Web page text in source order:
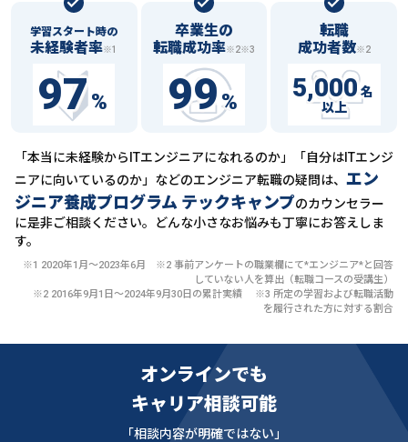
学習スタート時の
未経験者率※1
97%
卒業生の
転職成功率※2※3
99%
転職
成功者数※2
5,000 名
以上
「本当に未経験からITエンジニアになれるのか」「自分はITエンジ
ニアに向いているのか」などのエンジニア転職の疑問は、 エン
ジニア養成プログラム テックキャンプのカウンセラー
に是非ご相談ください。どんな小さなお悩みも丁寧にお答えしま
す。
※1 2020年1月〜2023年6月 ※2 事前アンケートの職業欄にて*エンジニア*と回答
していない人を算出（転職コースの受講生）
※2 2016年9月1日〜2024年9月30日の累計実績 ※3 所定の学習および転職活動
を履行された方に対する割合
オンラインでも
キャリア相談可能
「相談内容が明確ではない」